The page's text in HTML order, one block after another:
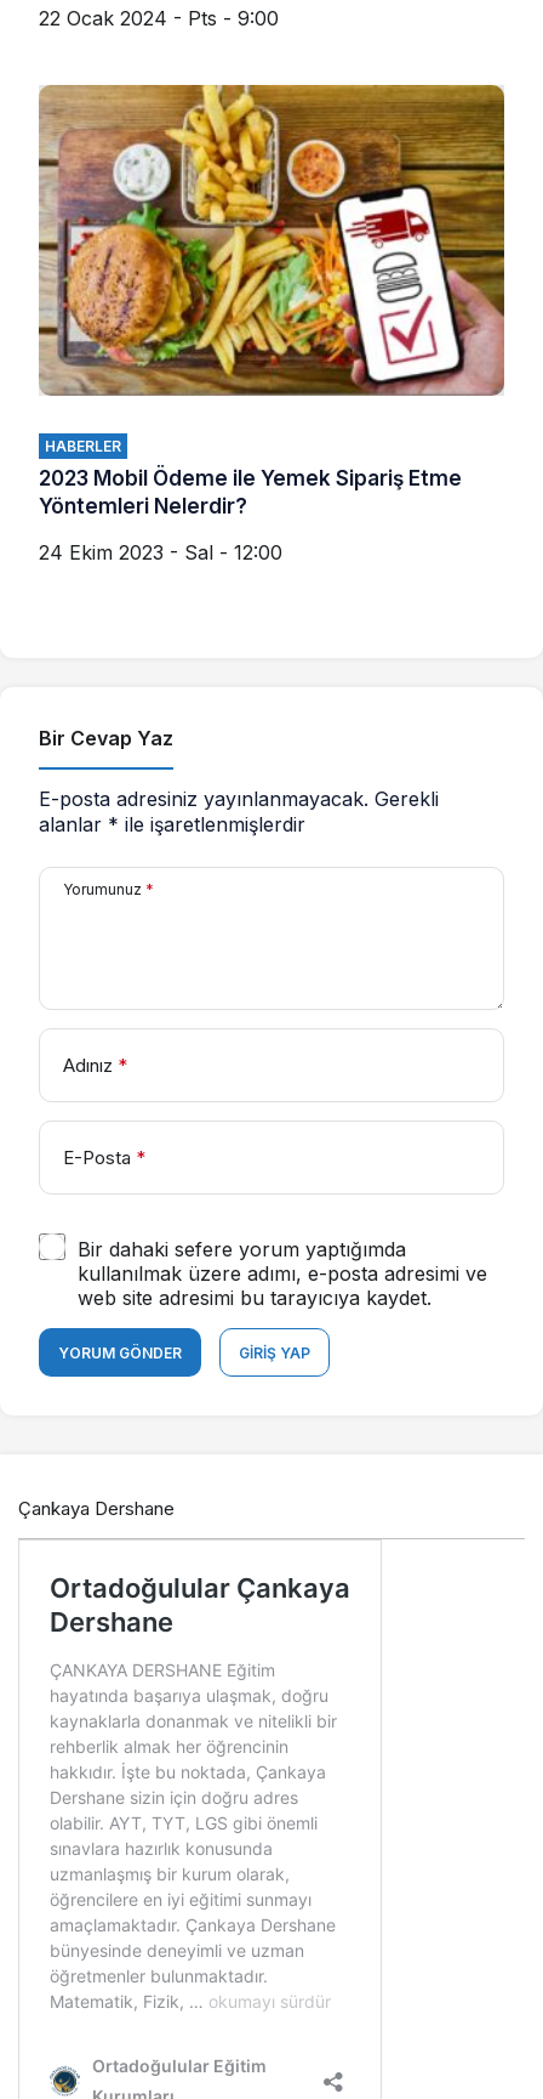
22 Ocak 2024 - Pts - 9:00
HABERLER
2023 Mobil Ödeme ile Yemek Sipariş Etme
Yöntemleri Nelerdir?
24 Ekim 2023 - Sal - 12:00
Bir Cevap Yaz
E-posta adresiniz yayınlanmayacak. Gerekli
alanlar * ile işaretlenmişlerdir
Yorumunuz *
Adınız *
E-Posta *
Bir dahaki sefere yorum yaptığımda
kullanılmak üzere adımı, e-posta adresimi ve
web site adresimi bu tarayıcıya kaydet.
YORUM GÖNDER GIRIŞ YAP
Çankaya Dershane